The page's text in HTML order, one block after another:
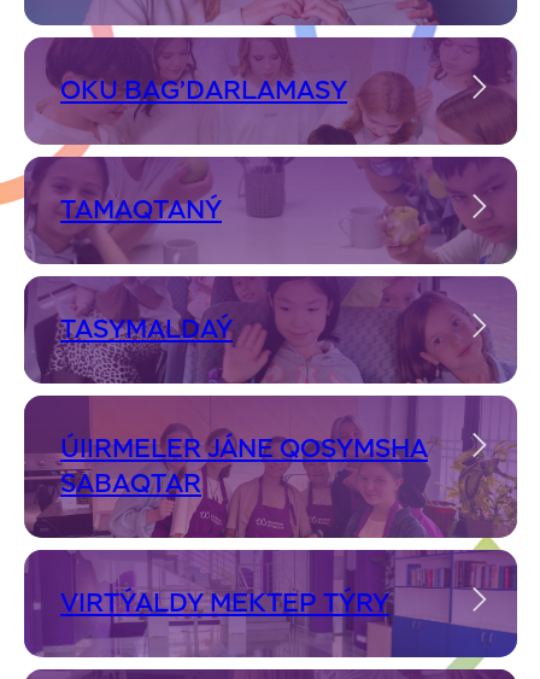
OKU BAG’DARLAMASY
TAMAQTANÝ
TASYMALDAÝ
ÚIIRMELER JÁNE QOSYMSHA
SABAQTAR
VIRTÝALDY MEKTEP TÝRY